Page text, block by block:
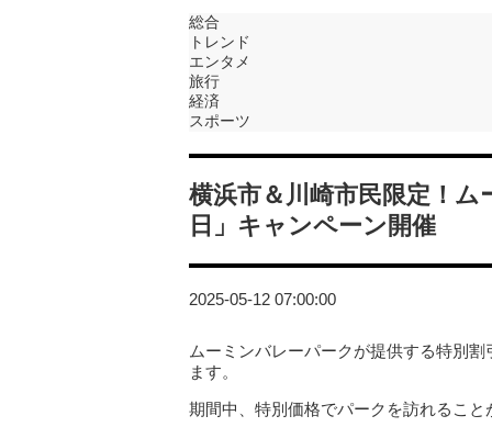
総合
トレンド
エンタメ
旅行
経済
スポーツ
横浜市＆川崎市民限定！
日」キャンペーン開催
2025-05-12 07:00:00
ムーミンバレーパークが提供する特別
ます。
期間中、特別価格でパークを訪れること